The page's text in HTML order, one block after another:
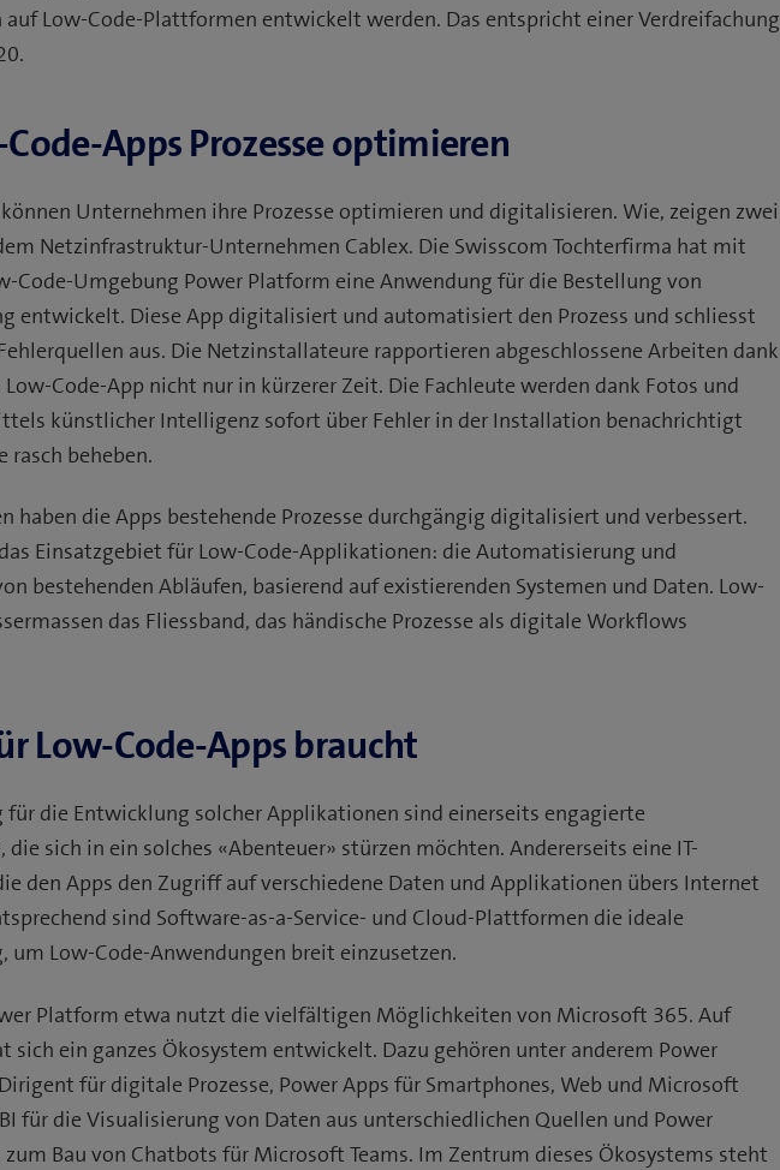
Low-Code-Plattformen entwickelt werden. Das entspricht einer Verdreifachung
Apps Prozesse optimieren
Unternehmen ihre Prozesse optimieren und digitalisieren. Wie, zeigen zwei
Netzinfrastruktur-Unternehmen Cablex. Die Swisscom Tochterfirma hat mit
Code-Umgebung Power Platform eine Anwendung für die Bestellung von
entwickelt. Diese App digitalisiert und automatisiert den Prozess und schliesst
aus. Die Netzinstallateure rapportieren abgeschlossene Arbeiten dank
Code-App nicht nur in kürzerer Zeit. Die Fachleute werden dank Fotos und
künstlicher Intelligenz sofort über Fehler in der Installation benachrichtigt
rasch beheben.
haben die Apps bestehende Prozesse durchgängig digitalisiert und verbessert.
Einsatzgebiet für Low-Code-Applikationen: die Automatisierung und
bestehenden Abläufen, basierend auf existierenden Systemen und Daten. Low-
das Fliessband, das händische Prozesse als digitale Workflows
Low-Code-Apps braucht
für die Entwicklung solcher Applikationen sind einerseits engagierte
sich in ein solches «Abenteuer» stürzen möchten. Andererseits eine IT-
den Apps den Zugriff auf verschiedene Daten und Applikationen übers Internet
sind Software-as-a-Service- und Cloud-Plattformen die ideale
um Low-Code-Anwendungen breit einzusetzen.
Platform etwa nutzt die vielfältigen Möglichkeiten von Microsoft 365. Auf
sich ein ganzes Ökosystem entwickelt. Dazu gehören unter anderem Power
für digitale Prozesse, Power Apps für Smartphones, Web und Microsoft
für die Visualisierung von Daten aus unterschiedlichen Quellen und Power
Bau von Chatbots für Microsoft Teams. Im Zentrum dieses Ökosystems steht